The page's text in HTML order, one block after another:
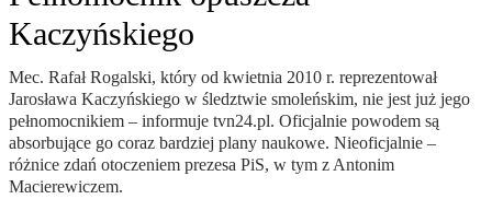
Kaczyńskiego
Mec. Rafał Rogalski, który od kwietnia 2010 r. reprezentował
Jarosława Kaczyńskiego w śledztwie smoleńskim, nie jest już jego
pełnomocnikiem – informuje tvn24.pl. Oficjalnie powodem są
absorbujące go coraz bardziej plany naukowe. Nieoficjalnie –
różnice zdań otoczeniem prezesa PiS, w tym z Antonim
Macierewiczem.